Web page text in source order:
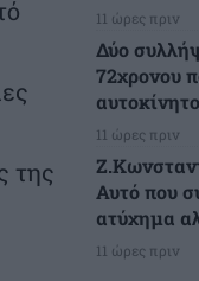
της
11 ώρες πριν
Δύο
72χρονου
11 ώρες πριν
Αυτό που
ατύχημα
11 ώρες πριν